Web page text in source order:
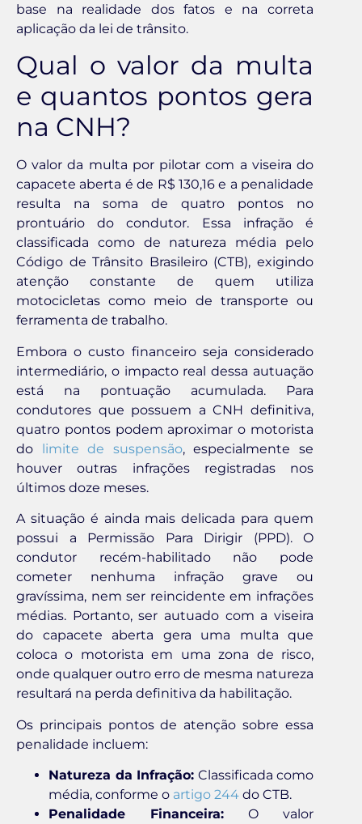
base na realidade dos fatos e na correta
aplicação da lei de trânsito.
Qual o valor da multa
e quantos pontos gera
na CNH?
O valor da multa por pilotar com a viseira do
capacete aberta é de R$ 130,16 e a penalidade
resulta na soma de quatro pontos no
prontuário do condutor. Essa infração é
classificada como de natureza média pelo
Código de Trânsito Brasileiro (CTB), exigindo
atenção constante de quem utiliza
motocicletas como meio de transporte ou
ferramenta de trabalho.
Embora o custo financeiro seja considerado
intermediário, o impacto real dessa autuação
está na pontuação acumulada. Para
condutores que possuem a CNH definitiva,
quatro pontos podem aproximar o motorista
do limite de suspensão, especialmente se
houver outras infrações registradas nos
últimos doze meses.
A situação é ainda mais delicada para quem
possui a Permissão Para Dirigir (PPD). O
condutor recém-habilitado não pode
cometer nenhuma infração grave ou
gravíssima, nem ser reincidente em infrações
médias. Portanto, ser autuado com a viseira
do capacete aberta gera uma multa que
coloca o motorista em uma zona de risco,
onde qualquer outro erro de mesma natureza
resultará na perda definitiva da habilitação.
Os principais pontos de atenção sobre essa
penalidade incluem:
Natureza da Infração: Classificada como
média, conforme o artigo 244 do CTB.
Penalidade Financeira: O valor